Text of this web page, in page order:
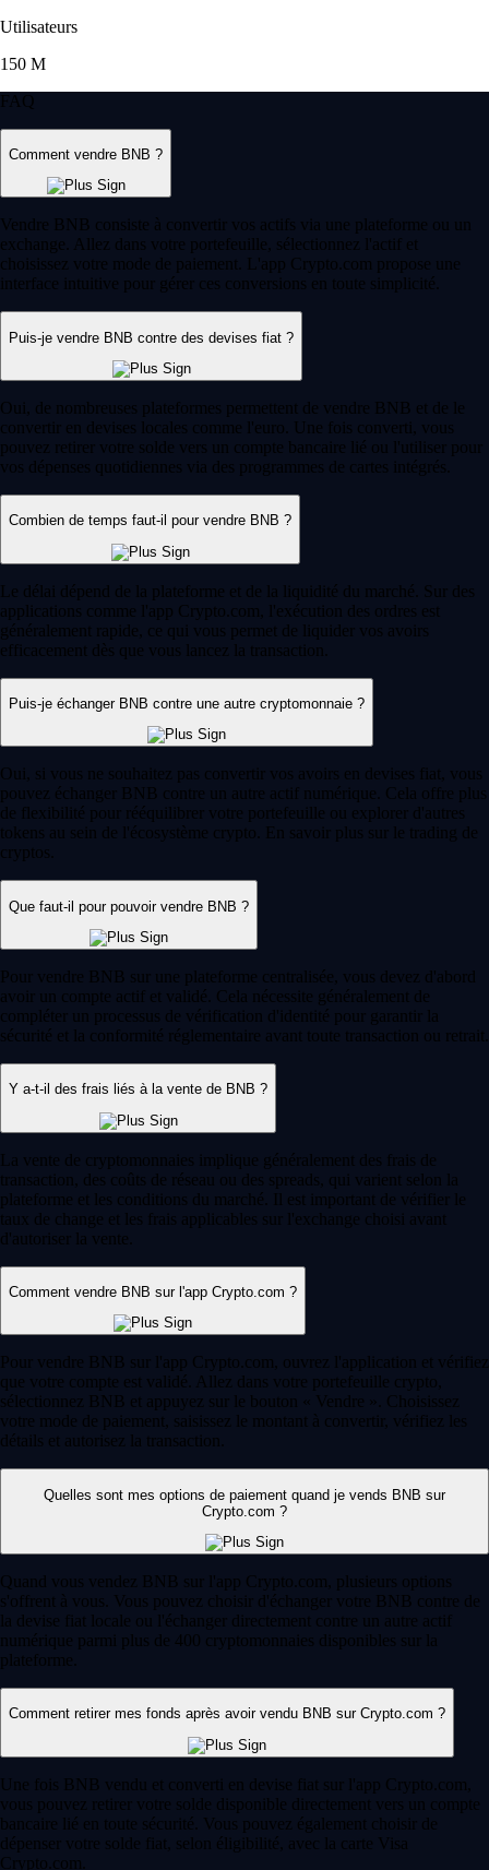
Utilisateurs
150 M
FAQ
Comment vendre BNB ?
Vendre BNB consiste à convertir vos actifs via une plateforme ou un
exchange. Allez dans votre portefeuille, sélectionnez l'actif et
choisissez votre mode de paiement. L'app Crypto.com propose une
interface intuitive pour gérer ces conversions en toute simplicité.
Puis-je vendre BNB contre des devises fiat ?
Oui, de nombreuses plateformes permettent de vendre BNB et de le
convertir en devises locales comme l'euro. Une fois converti, vous
pouvez retirer votre solde vers un compte bancaire lié ou l'utiliser pour
vos dépenses quotidiennes via des programmes de cartes intégrés.
Combien de temps faut-il pour vendre BNB ?
Le délai dépend de la plateforme et de la liquidité du marché. Sur des
applications comme l'app Crypto.com, l'exécution des ordres est
généralement rapide, ce qui vous permet de liquider vos avoirs
efficacement dès que vous lancez la transaction.
Puis-je échanger BNB contre une autre cryptomonnaie ?
Oui, si vous ne souhaitez pas convertir vos avoirs en devises fiat, vous
pouvez échanger BNB contre un autre actif numérique. Cela offre plus
de flexibilité pour rééquilibrer votre portefeuille ou explorer d'autres
tokens au sein de l'écosystème crypto. En savoir plus sur le trading de
cryptos.
Que faut-il pour pouvoir vendre BNB ?
Pour vendre BNB sur une plateforme centralisée, vous devez d'abord
avoir un compte actif et validé. Cela nécessite généralement de
compléter un processus de vérification d'identité pour garantir la
sécurité et la conformité réglementaire avant toute transaction ou retrait.
Y a-t-il des frais liés à la vente de BNB ?
La vente de cryptomonnaies implique généralement des frais de
transaction, des coûts de réseau ou des spreads, qui varient selon la
plateforme et les conditions du marché. Il est important de vérifier le
taux de change et les frais applicables sur l'exchange choisi avant
d'autoriser la vente.
Comment vendre BNB sur l'app Crypto.com ?
Pour vendre BNB sur l'app Crypto.com, ouvrez l'application et vérifiez
que votre compte est validé. Allez dans votre portefeuille crypto,
sélectionnez BNB et appuyez sur le bouton « Vendre ». Choisissez
votre mode de paiement, saisissez le montant à convertir, vérifiez les
détails et autorisez la transaction.
Quelles sont mes options de paiement quand je vends BNB sur
Crypto.com ?
Quand vous vendez BNB sur l'app Crypto.com, plusieurs options
s'offrent à vous. Vous pouvez choisir d'échanger votre BNB contre de
la devise fiat locale ou l'échanger directement contre un autre actif
numérique parmi plus de 400 cryptomonnaies disponibles sur la
plateforme.
Comment retirer mes fonds après avoir vendu BNB sur Crypto.com ?
Une fois BNB vendu et converti en devise fiat sur l'app Crypto.com,
vous pouvez retirer votre solde disponible directement vers un compte
bancaire lié en toute sécurité. Vous pouvez également choisir de
dépenser votre solde fiat, selon éligibilité, avec la carte Visa
Crypto.com.